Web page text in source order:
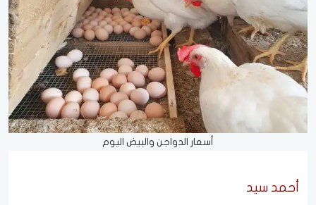
أسعار الدواجن والبيض اليوم
أحمد سيد